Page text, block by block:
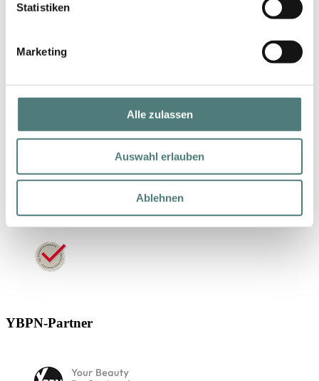
Statistiken
Marketing
Alle zulassen
Auswahl erlauben
Ablehnen
Schneller Versand
YBPN-Partner